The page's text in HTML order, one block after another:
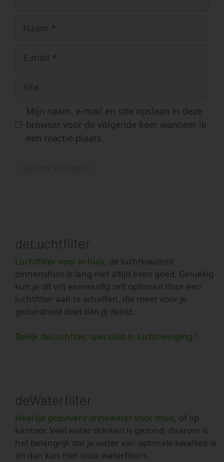
Naam
mail
Site
Mijn naam, e-mail en site opslaan in deze
browser voor de volgende keer wanneer ik
een reactie plaats.
deLuchtfilter
Luchtfilter voor in huis, de luchtkwaliteit
binnenshuis is lang niet altijd even goed. Gelukkig
kun je dit vrij eenvoudig zelf oplossen door een
luchtfilter aan te schaffen, die meer voor je
gezondheid doet dan jij denkt.
Bekijk deLuchfiter, specialist in luchtreiniging >
deWaterfilter
Heerlijk gezuiverd drinkwater voor thuis, of op
kantoor. Veel water drinken is gezond, daarom is
het belangrijk dat je water van optimale kwaliteit is
en dan kan met onze waterfilters.